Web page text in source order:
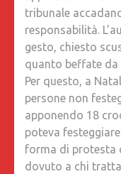
tribunale
responsabilità.
gesto, chiesto
quanto beffate
Per questo, a
persone non
apponendo 18
poteva
forma di protesta
dovuto a chi